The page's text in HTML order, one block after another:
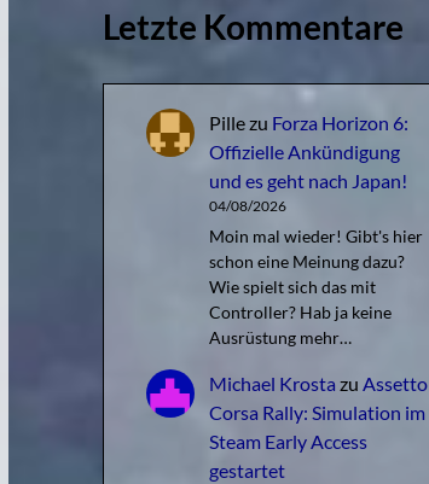
Letzte Kommentare
Pillezu Forza Horizon 6:
Offizielle Ankündigung
und es geht nach Japan!
04/08/2026
Moin mal wieder! Gibt's hier
schon eine Meinung dazu?
Wie spielt sich das mit
Controller? Hab ja keine
Ausrüstung mehr…
Michael Krosta zu Assetto
Corsa Rally: Simulation im
Steam Early Access
gestartet